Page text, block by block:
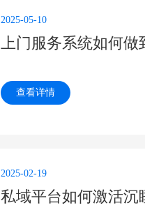
2025-05-10
查看详情
2025-02-19
私域平台如何激活沉